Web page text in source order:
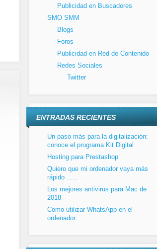
Publicidad en Buscadores
SMO SMM
Blogs
Foros
Publicidad en Red de Contenido
Redes Sociales
Twitter
ENTRADAS RECIENTES
Un paso más para la digitalización:
conoce el programa Kit Digital
Hosting para Prestashop
Quiero que mi ordenador vaya más
rápido …..
Los mejores antivirus para Mac de
2018
Como utilizar WhatsApp en el
ordenador